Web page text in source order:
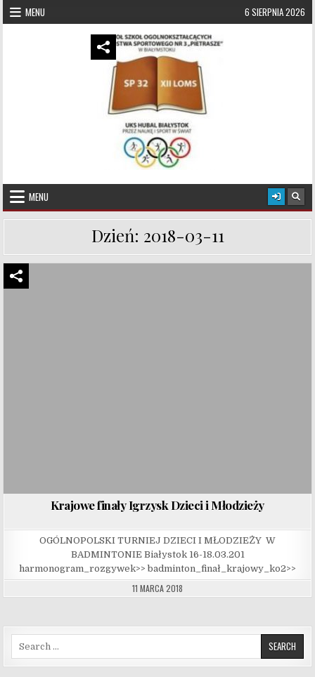
Skip to content
MENU 6 SIERPNIA 2026
UKS Hubal Białystok
MENU
Dzień: 2018-03-11
Krajowe finały Igrzysk Dzieci i Młodzieży
OGÓLNOPOLSKI TURNIEJ DZIECI I MŁODZIEŻY W
BADMINTONIE Białystok 16-18.03.201
harmonogram_rozgywek>> badminton_finał_krajowy_ko2>>
11 MARCA 2018